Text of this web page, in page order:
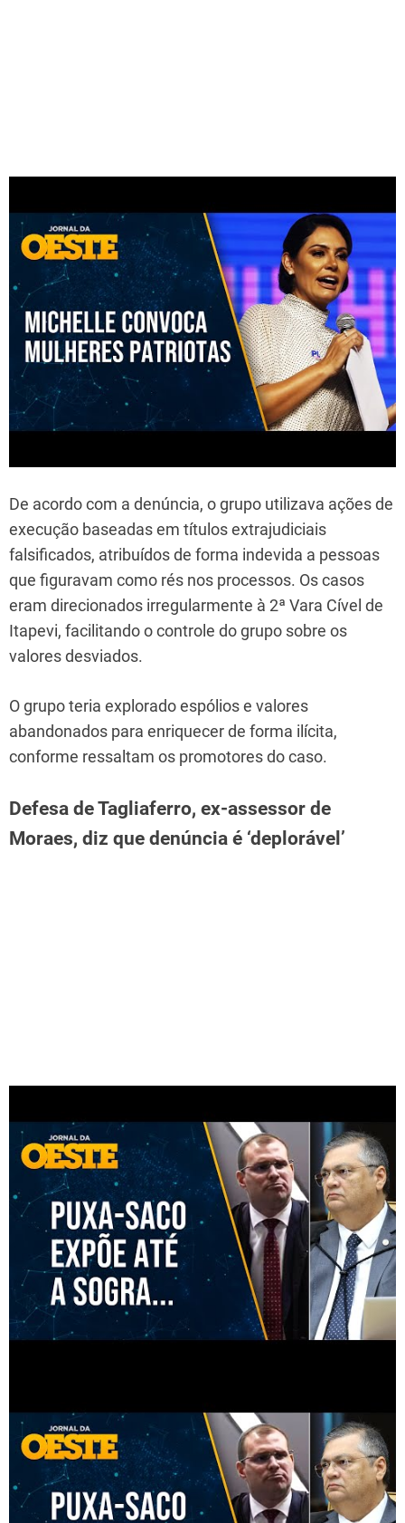
De acordo com a denúncia, o grupo utilizava ações de
execução baseadas em títulos extrajudiciais
falsificados, atribuídos de forma indevida a pessoas
que figuravam como rés nos processos. Os casos
eram direcionados irregularmente à 2ª Vara Cível de
Itapevi, facilitando o controle do grupo sobre os
valores desviados.
O grupo teria explorado espólios e valores
abandonados para enriquecer de forma ilícita,
conforme ressaltam os promotores do caso.
Defesa de Tagliaferro, ex-assessor de
Moraes, diz que denúncia é ‘deplorável’